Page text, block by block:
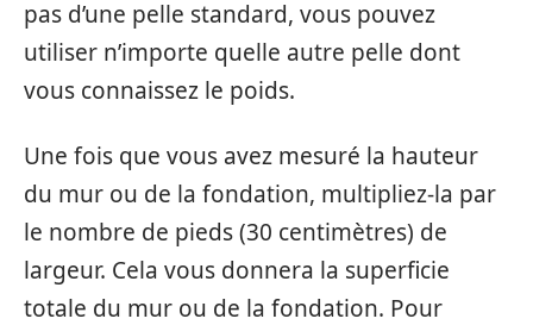
pas d’une pelle standard, vous pouvez
utiliser n’importe quelle autre pelle dont
vous connaissez le poids.
Une fois que vous avez mesuré la hauteur
du mur ou de la fondation, multipliez-la par
le nombre de pieds (30 centimètres) de
largeur. Cela vous donnera la superficie
totale du mur ou de la fondation. Pour